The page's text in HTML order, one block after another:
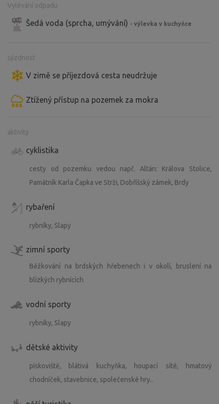
Vylévání odpadu
Šedá voda (sprcha, umývání) - výlevka v kuchyňce
sjízdnost
V zimě se příjezdová cesta neudržuje
Ztížený přístup na pozemek za mokra
aktivity
cyklistika
cesty od pozemku vedou např. Altán: Králova Stolice,
Památník Karla Čapka ve Strži, Dobříšský zámek, Brdy
rybaření
rybníky, Slapy
zimní sporty
Běžkování na brdských hřebenech i v okolí, bruslení na
blízkých rybnících
vodní sporty
rybníky, Slapy
dětské aktivity
pískoviště, blátivá kuchyňka, houpací sítě, hmatový
chodníček, stavebnice, společenské hry..